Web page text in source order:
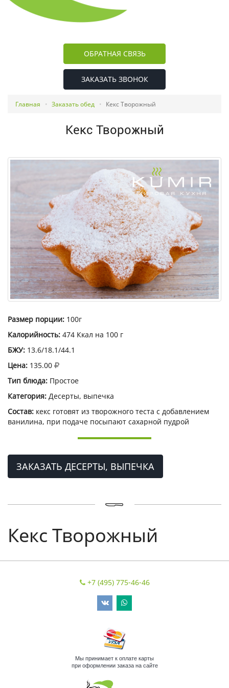
ОБРАТНАЯ СВЯЗЬ
ЗАКАЗАТЬ ЗВОНОК
Главная Заказать обед Кекс Творожный
Кекс Творожный
Размер порции: 100г
Калорийность: 474 Ккал на 100 г
БЖУ: 13.6/18.1/44.1
Цена: 135.00
Тип блюда: Простое
Категория: Десерты, выпечка
Состав: кекс готовят из творожного теста с добавлением
ванилина, при подаче посыпают сахарной пудрой
ЗАКАЗАТЬ ДЕСЕРТЫ, ВЫПЕЧКА
Кекс Творожный
+7 (495) 775-46-46
Мы принимает к оплате карты
при оформлении заказа на сайте